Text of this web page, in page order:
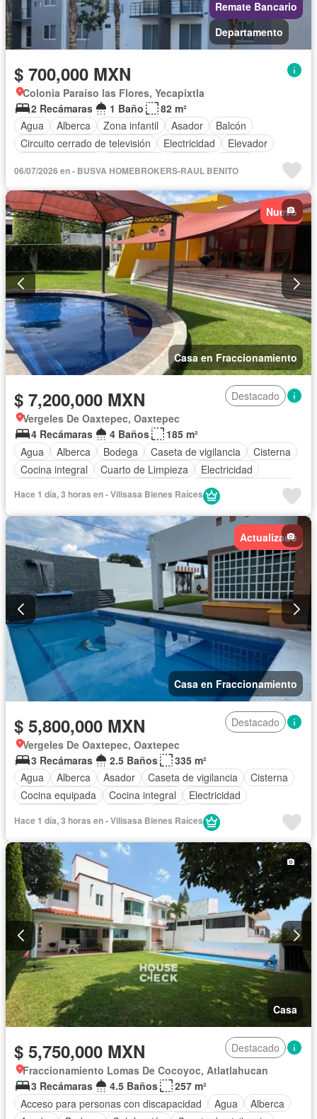
Remate Bancario
Departamento
$ 700,000 MXN
Colonia Paraíso las Flores, Yecapixtla
2 Recámaras
1 Baño
82 m²
Agua
Alberca Zona infantil Asador
Balcón
Circuito cerrado de televisión
Electricidad
Elevador
Seguridad
Vista panorámica Wifi
Zonas verdes
Sin amueblar
06/07/2026 en - BUSVA HOMEBROKERS-RAUL BENITO
Nuevo
Casa en Fraccionamiento
$ 7,200,000 MXN
Destacado
Vergeles De Oaxtepec, Oaxtepec
4 Recámaras
4 Baños
185 m²
Agua
Alberca Bodega Caseta de vigilancia
Cisterna
Cocina integral
Cuarto de Limpieza
Electricidad
Recámara con closet
Sin amueblar
Hace 1 día, 3 horas en - Vilisasa Bienes Raíces
Actualizado
Casa en Fraccionamiento
$ 5,800,000 MXN
Destacado
Vergeles De Oaxtepec, Oaxtepec
3 Recámaras
2.5 Baños
335 m²
Agua
Alberca Asador Caseta de vigilancia
Cisterna
Cocina equipada
Cocina integral
Electricidad
Jardín
Terraza
Sin amueblar
Hace 1 día, 3 horas en - Vilisasa Bienes Raíces
Casa
$ 5,750,000 MXN
Destacado
Fraccionamiento Lomas De Cocoyoc, Atlatlahucan
3 Recámaras
4.5 Baños
257 m²
Acceso para personas con discapacidad
Agua
Alberca